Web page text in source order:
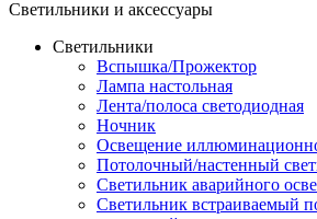
Светильники и аксессуары
Светильники
Вспышка/Прожектор
Лампа настольная
Лента/полоса светодиодная
Ночник
Освещение
Потолочный/настенный
Светильник аварийного
Светильник встраиваемый